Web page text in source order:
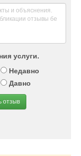
услуги.
Недавно
Давно
отзыв